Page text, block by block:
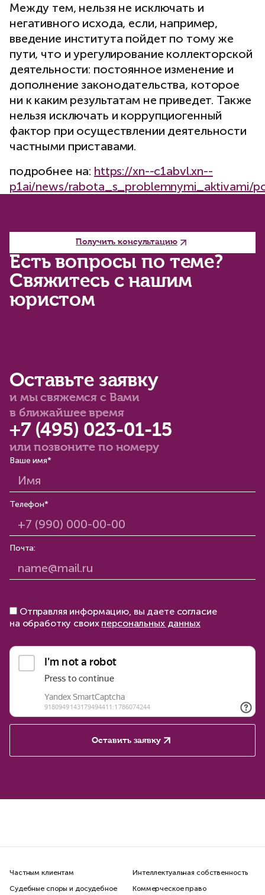
Между тем, нельзя не исключать и
негативного исхода, если, например,
введение института пойдет по тому же
пути, что и урегулирование коллекторской
деятельности: постоянное изменение и
дополнение законодательства, которое
ни к каким результатам не приведет. Также
нельзя исключать и коррупциогенный
фактор при осуществлении деятельности
частными приставами.
подробнее на: https://xn--c1abvl.xn--
p1ai/news/rabota_s_problemnymi_aktivami/
Есть вопросы по теме?
Свяжитесь с нашим
юристом
Получить консультацию
Оставьте заявку
и мы свяжемся с Вами
в ближайшее время
+7 (495) 023-01-15
или позвоните по номеру
Ваше имя*
Телефон*
Почта:
Отправляя информацию, вы даете согласие
на обработку своих персональных данных
Оставить заявку
Частным клиентам
Судебные споры и досудебное
Интеллектуальная собственность
Коммерческое право